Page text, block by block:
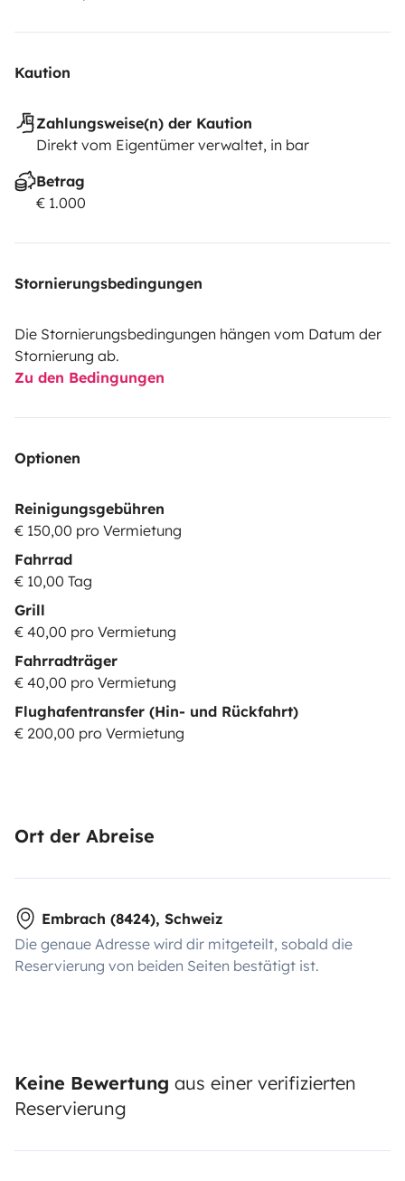
Kaution
Zahlungsweise(n) der Kaution
Direkt vom Eigentümer verwaltet, in bar
Betrag
€ 1.000
Stornierungsbedingungen
Die Stornierungsbedingungen hängen vom Datum der
Stornierung ab.
Zu den Bedingungen
Optionen
Reinigungsgebühren
€ 150,00 pro Vermietung
Fahrrad
€ 10,00 Tag
Grill
€ 40,00 pro Vermietung
Fahrradträger
€ 40,00 pro Vermietung
Flughafentransfer (Hin- und Rückfahrt)
€ 200,00 pro Vermietung
Ort der Abreise
Embrach (8424), Schweiz
Die genaue Adresse wird dir mitgeteilt, sobald die
Reservierung von beiden Seiten bestätigt ist.
Keine Bewertung aus einer verifizierten
Reservierung